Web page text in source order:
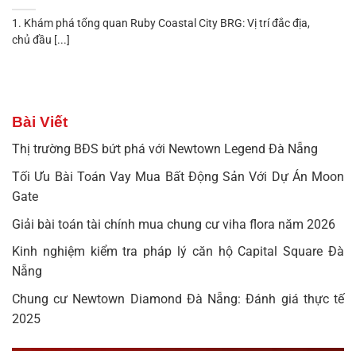
1. Khám phá tổng quan Ruby Coastal City BRG: Vị trí đắc địa,
chủ đầu [...]
Bài Viết
Thị trường BĐS bứt phá với Newtown Legend Đà Nẵng
Tối Ưu Bài Toán Vay Mua Bất Động Sản Với Dự Án Moon
Gate
Giải bài toán tài chính mua chung cư viha flora năm 2026
Kinh nghiệm kiểm tra pháp lý căn hộ Capital Square Đà
Nẵng
Chung cư Newtown Diamond Đà Nẵng: Đánh giá thực tế
2025